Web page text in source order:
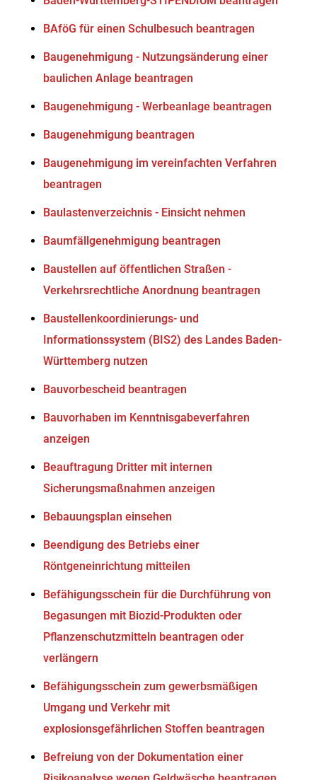
BAföG für einen Schulbesuch beantragen
Baugenehmigung - Nutzungsänderung einer
baulichen Anlage beantragen
Baugenehmigung - Werbeanlage beantragen
Baugenehmigung beantragen
Baugenehmigung im vereinfachten Verfahren
beantragen
Baulastenverzeichnis - Einsicht nehmen
Baumfällgenehmigung beantragen
Baustellen auf öffentlichen Straßen -
Verkehrsrechtliche Anordnung beantragen
Baustellenkoordinierungs- und
Informationssystem (BIS2) des Landes Baden-
Württemberg nutzen
Bauvorbescheid beantragen
Bauvorhaben im Kenntnisgabeverfahren
anzeigen
Beauftragung Dritter mit internen
Sicherungsmaßnahmen anzeigen
Bebauungsplan einsehen
Beendigung des Betriebs einer
Röntgeneinrichtung mitteilen
Befähigungsschein für die Durchführung von
Begasungen mit Biozid-Produkten oder
Pflanzenschutzmitteln beantragen oder
verlängern
Befähigungsschein zum gewerbsmäßigen
Umgang und Verkehr mit
explosionsgefährlichen Stoffen beantragen
Befreiung von der Dokumentation einer